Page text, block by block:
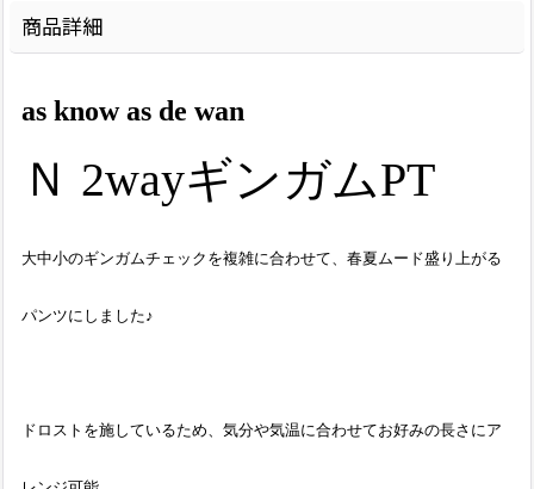
商品詳細
as know as de wan
Ｎ 2wayギンガムPT
大中小のギンガムチェックを複雑に合わせて、春夏ムード盛り上がる
パンツにしました♪
ドロストを施しているため、気分や気温に合わせてお好みの長さにア